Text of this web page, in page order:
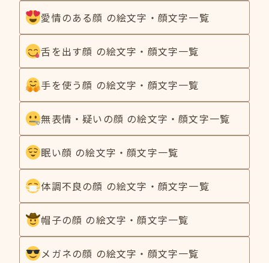
愛情のある顔 の絵文字・顔文字一覧
舌を出す顔 の絵文字・顔文字一覧
手を使う顔 の絵文字・顔文字一覧
無表情・疑いの顔 の絵文字・顔文字一覧
眠い顔 の絵文字・顔文字一覧
体調不良の顔 の絵文字・顔文字一覧
帽子の顔 の絵文字・顔文字一覧
メガネの顔 の絵文字・顔文字一覧